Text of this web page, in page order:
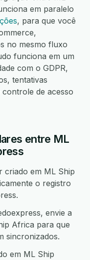
em paralelo
, para que você
no mesmo fluxo
funciona em um
com o GDPR,
tentativas
de acesso
entre ML
em ML Ship
o registro
envie a
Africa para que
sincronizados.
em ML Ship